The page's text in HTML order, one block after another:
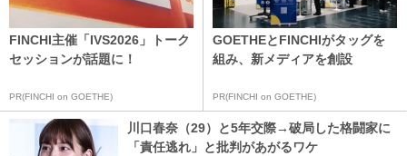
FINCHI主催「IVS2026」トーク
セッションが話題に！
PR(FINCHI on GOETHE)
GOETHEとFINCHIがタッグを
組み、新メディアを創設
PR(FINCHI on GOETHE)
川口春奈（29）と5年交際→破局した格闘家に
「責任逃れ」と批判があがるワケ